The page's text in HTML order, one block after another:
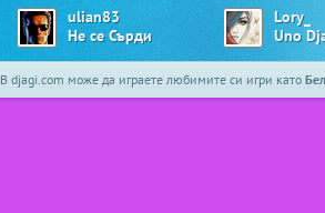
ulian83
Не се Сърди
Lory_
Uno
В djagi.com може да играете любимите си игри като